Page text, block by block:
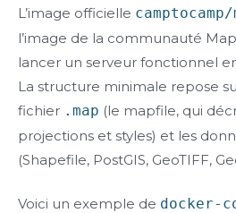
L’image officielle
l’image de la communauté
lancer un serveur fonctionnel
La structure minimale repose
fichier .map (le mapfile, qui
projections et styles) et les
(Shapefile, PostGIS, GeoTIFF,
Voici un exemple de docker-